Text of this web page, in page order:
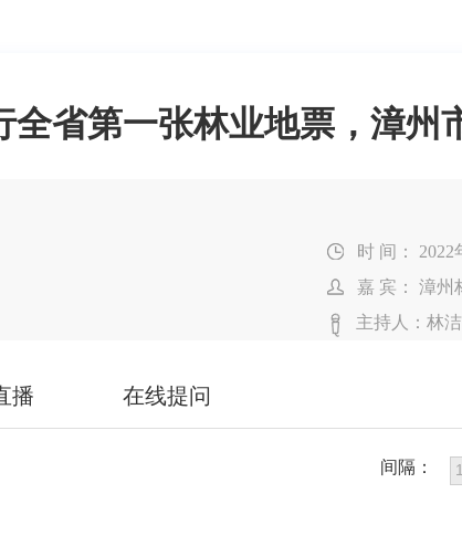
全省第一张林业地票，漳州
时 间： 2022
嘉 宾： 漳州
主持人：林洁
播 在线提问
间隔：